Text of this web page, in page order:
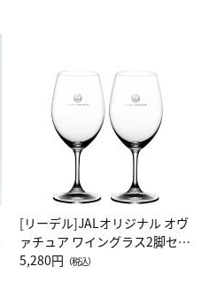
[リーデル]JALオリジナル オヴ
ァチュア ワイングラス2脚セッ
ト（レッドワイン）
5,280円 （税込）